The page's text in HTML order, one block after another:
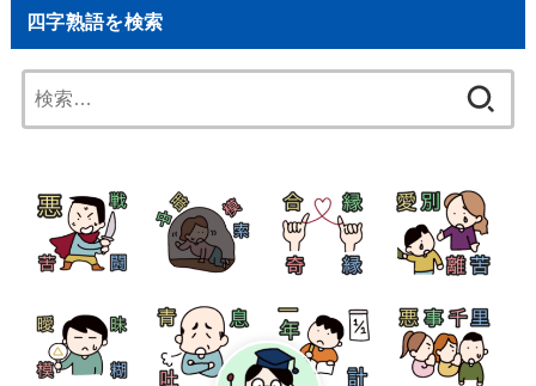
四字熟語を検索
索: